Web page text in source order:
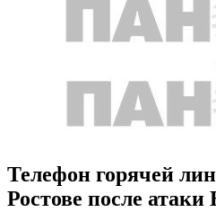
Телефон горячей
Ростове после